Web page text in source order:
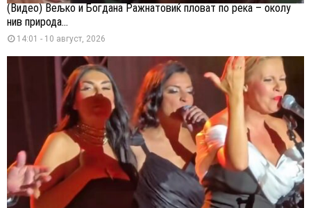
(Видео) Вељко и Богдана Ражнатовиќ пловат по река – околу
нив природа...
14:01 - 10 август, 2026